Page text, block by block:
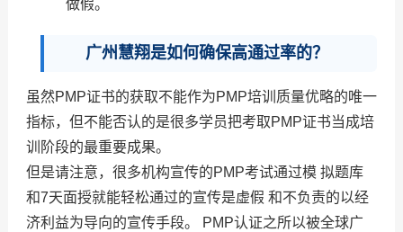
做假。
广州慧翔是如何确保高通过率的？
虽然PMP证书的获取不能作为PMP培训质量优略的唯一
指标，但不能否认的是很多学员把考取PMP证书当成培
训阶段的最重要成果。
但是请注意，很多机构宣传的PMP考试通过模 拟题库
和7天面授就能轻松通过的宣传是虚假 和不负责的以经
济利益为导向的宣传手段。 PMP认证之所以被全球广